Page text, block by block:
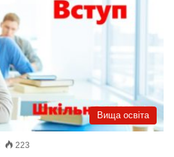
Вища освіта
223